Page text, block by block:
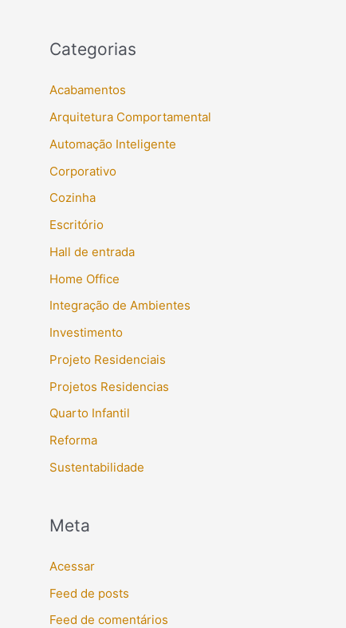
Categorias
Acabamentos
Arquitetura Comportamental
Automação Inteligente
Corporativo
Cozinha
Escritório
Hall de entrada
Home Office
Integração de Ambientes
Investimento
Projeto Residenciais
Projetos Residencias
Quarto Infantil
Reforma
Sustentabilidade
Meta
Acessar
Feed de posts
Feed de comentários